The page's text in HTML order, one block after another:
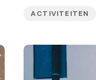
ACTIVITEITEN